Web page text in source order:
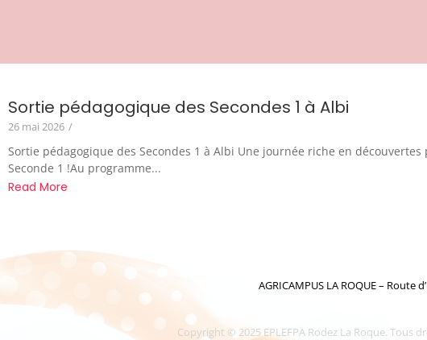
Sortie pédagogique des Secondes 1 à Albi
26 mai 2026 /
Sortie pédagogique des Secondes 1 à Albi Une journée riche en découvertes
Seconde 1 !Au programme...
Read More
AGRICAMPUS LA ROQUE – Route
Copyright © 2025 EPLEFPA Rodez La Roque.